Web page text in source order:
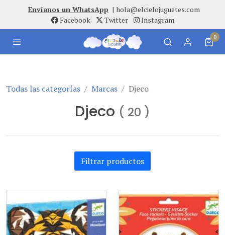
Envíanos un WhatsApp | hola@elcielojuguetes.com
Facebook
Twitter Instagram
0
Todas las categorías Marcas Djeco
Djeco ( 20 )
Filtrar productos